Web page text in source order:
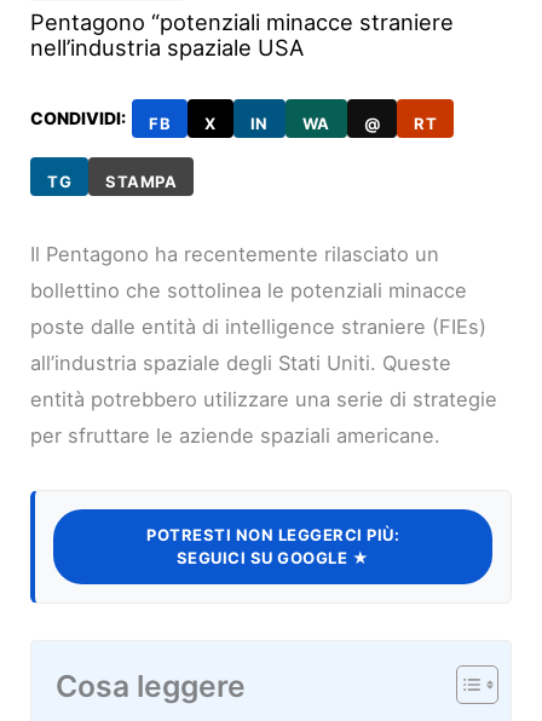
Pentagono “potenziali minacce straniere
nell’industria spaziale USA
CONDIVIDI: FB X IN WA @ RT
TG STAMPA
Il Pentagono ha recentemente rilasciato un
bollettino che sottolinea le potenziali minacce
poste dalle entità di intelligence straniere (FIEs)
all’industria spaziale degli Stati Uniti. Queste
entità potrebbero utilizzare una serie di strategie
per sfruttare le aziende spaziali americane.
POTRESTI NON LEGGERCI PIÙ:
SEGUICI SU GOOGLE ★
Cosa leggere